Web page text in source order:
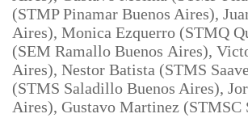
(STMP Pinamar Buenos Aires),
Aires), Monica Ezquerro (STMQ
(SEM Ramallo Buenos Aires),
Aires), Nestor Batista (STMS
(STMS Saladillo Buenos Aires),
Aires), Gustavo Martinez (STMSC